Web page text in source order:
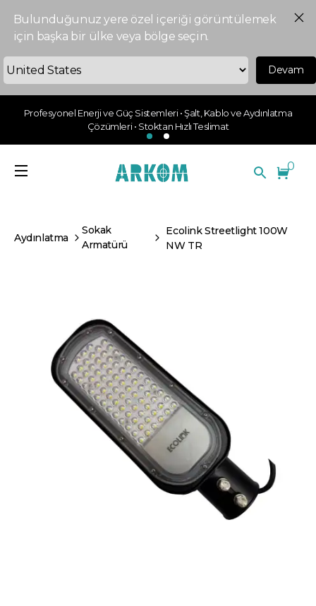
Bulunduğunuz yere özel içeriği görüntülemek
için başka bir ülke veya bölge seçin.
Devam
Profesyonel Enerji ve Güç Sistemleri • Şalt, Kablo ve Aydınlatma
Çözümleri • Stoktan Hızlı Teslimat
0
Aydınlatma
Sokak
Armatürü
Ecolink Streetlight 100W
NW TR